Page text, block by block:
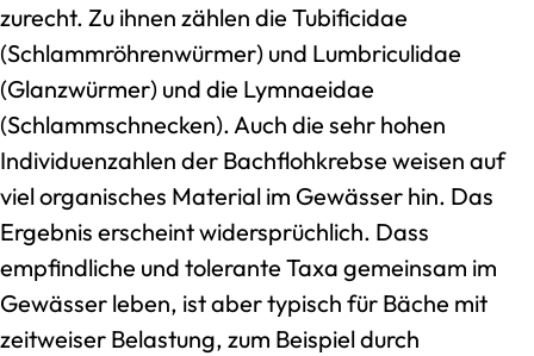
zurecht. Zu ihnen zählen die Tubificidae
(Schlammröhrenwürmer) und Lumbriculidae
(Glanzwürmer) und die Lymnaeidae
(Schlammschnecken). Auch die sehr hohen
Individuenzahlen der Bachflohkrebse weisen auf
viel organisches Material im Gewässer hin. Das
Ergebnis erscheint widersprüchlich. Dass
empfindliche und tolerante Taxa gemeinsam im
Gewässer leben, ist aber typisch für Bäche mit
zeitweiser Belastung, zum Beispiel durch